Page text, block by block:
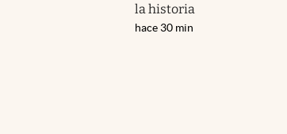
la historia
hace 30 min